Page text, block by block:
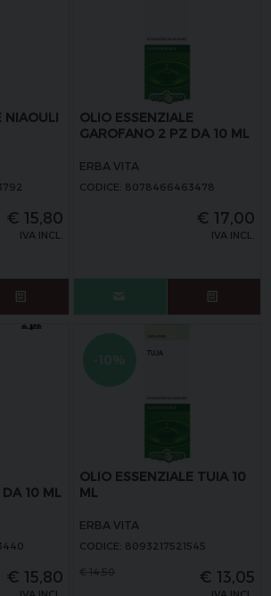
NIAOULI
€ 15,80
IVA INCL.
OLIO ESSENZIALE
GAROFANO 2 PZ DA 10 ML
ERBA VITA
CODICE: 8078466463478
€ 17,00
IVA INCL.
10 ML
€ 15,80
OLIO ESSENZIALE TUIA 10
ML
ERBA VITA
CODICE: 8093217521545
€ 13,05